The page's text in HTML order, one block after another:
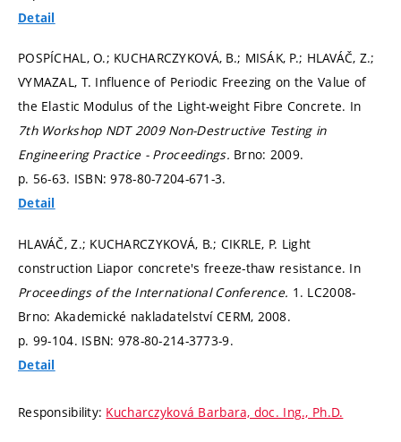
Detail
POSPÍCHAL, O.; KUCHARCZYKOVÁ, B.; MISÁK, P.; HLAVÁČ, Z.;
VYMAZAL, T. Influence of Periodic Freezing on the Value of
the Elastic Modulus of the Light-weight Fibre Concrete. In
7th Workshop NDT 2009 Non-Destructive Testing in
Engineering Practice - Proceedings. Brno: 2009.
p. 56-63. ISBN: 978-80-7204-671-3.
Detail
HLAVÁČ, Z.; KUCHARCZYKOVÁ, B.; CIKRLE, P. Light
construction Liapor concrete's freeze-thaw resistance. In
Proceedings of the International Conference. 1. LC2008-
Brno: Akademické nakladatelství CERM, 2008.
p. 99-104. ISBN: 978-80-214-3773-9.
Detail
Responsibility: Kucharczyková Barbara, doc. Ing., Ph.D.